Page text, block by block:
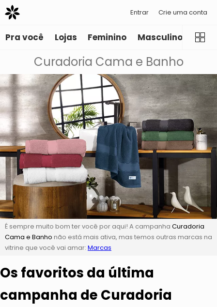
Entrar Crie uma conta
Pra você Lojas Feminino Masculino
Curadoria Cama e Banho
É sempre muito bom ter você por aqui! A campanha Curadoria
Cama e Banho não está mais ativa, mas temos outras marcas na
vitrine que você vai amar: Marcas
Os favoritos da última
campanha de Curadoria